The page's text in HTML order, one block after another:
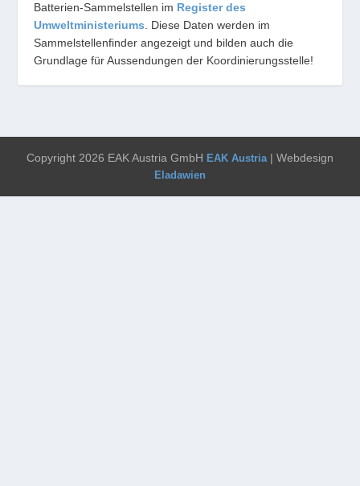
Batterien-Sammelstellen im Register des
Umweltministeriums. Diese Daten werden im
Sammelstellenfinder angezeigt und bilden auch die
Grundlage für Aussendungen der Koordinierungsstelle!
Copyright 2026 EAK Austria GmbH EAK Austria| Webdesign
Eladawien